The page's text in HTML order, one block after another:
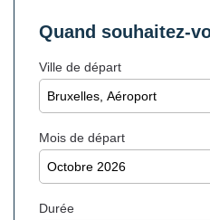
Quand souhaitez-
Ville de départ
Mois de départ
Durée